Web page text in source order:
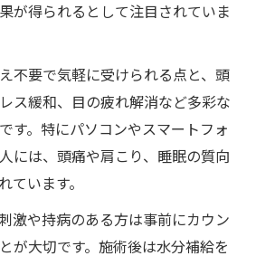
が得られるとして注目されていま
不要で気軽に受けられる点と、頭
ス緩和、目の疲れ解消など多彩な
す。特にパソコンやスマートフォ
には、頭痛や肩こり、睡眠の質向
ています。
激や持病のある方は事前にカウン
が大切です。施術後は水分補給を